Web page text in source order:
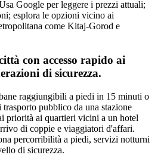
Google per leggere i prezzi attuali;
esplora le opzioni vicino ai
come Kitaj-Gorod e
con accesso rapido ai
di sicurezza.
raggiungibili a piedi in 15 minuti o
trasporto pubblico da una stazione
priorità ai quartieri vicini a un hotel
di coppie e viaggiatori d'affari.
percorribilità a piedi, servizi notturni
di sicurezza.